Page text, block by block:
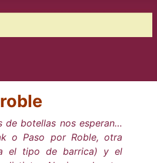
de botellas nos esperan…
o Paso por Roble, otra
el tipo de barrica) y el